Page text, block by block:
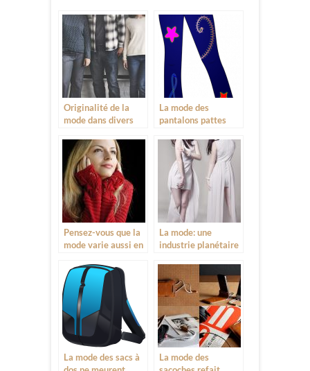
Originalité de la
mode dans divers
La mode des
pantalons pattes
meurent jamais
Pensez-vous que la
mode varie aussi en
saison?
La mode: une
industrie planétaire
La mode des sacs à
La mode des